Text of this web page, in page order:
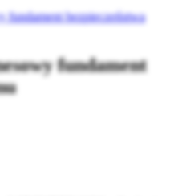
fundament bezpieczeństwa
fundament